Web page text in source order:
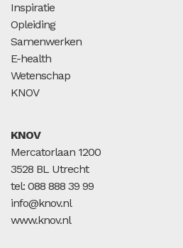
Inspiratie
Opleiding
Samenwerken
E-health
Wetenschap
KNOV
KNOV
Mercatorlaan 1200
3528 BL Utrecht
tel: 088 888 39 99
info@knov.nl
www.knov.nl